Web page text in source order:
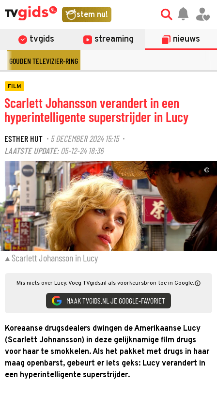
stem nu!
tvgids streaming nieuws
GOUDEN TELEVIZIER-RING
FILM
Scarlett Johansson verandert in een
hyperintelligente superstrijder in Lucy
ESTHER HUT · 5 DECEMBER 2024 15:15·
LAATSTE UPDATE: 05-12-24 18:36
©
Scarlett Johansson in Lucy
Mis niets over Lucy. Voeg TVgids.nl als voorkeursbron toe in Google.
MAAK TVGIDS.NL JE GOOGLE-FAVORIET
Koreaanse drugsdealers dwingen de Amerikaanse Lucy
(Scarlett Johnansson) in deze gelijknamige film drugs
voor haar te smokkelen. Als het pakket met drugs in haar
maag openbarst, gebeurt er iets geks: Lucy verandert in
een hyperintelligente superstrijder.